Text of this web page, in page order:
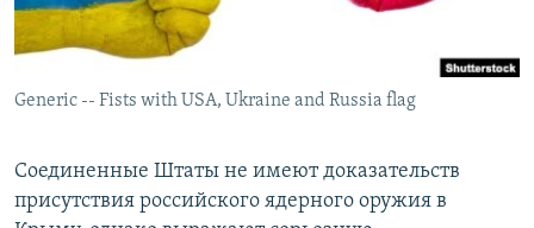
ПОБЕДИТЕЛЕЙ НЕ СУДЯТ?
КРЫМ.НЕПОКОРЕННЫЙ
ELIFBE
ПРИСОЕДИНЯЙТЕСЬ!
Все сайты RFE/RL
Generic -- Fists with USA, Ukraine and Russia flag
Соединенные Штаты не имеют доказательств
присутствия российского ядерного оружия в